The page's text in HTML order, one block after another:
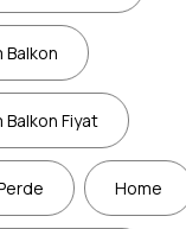
Balkon
Balkon Fiyat
Home